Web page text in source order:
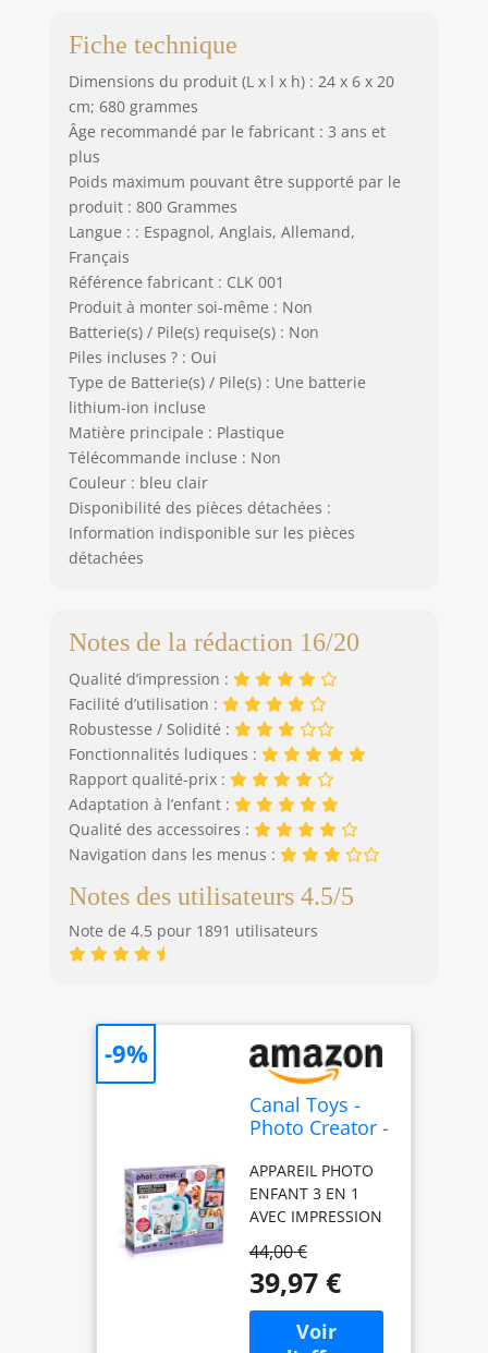
Fiche technique
Dimensions du produit (L x l x h) : 24 x 6 x 20
cm; 680 grammes
Âge recommandé par le fabricant : 3 ans et
plus
Poids maximum pouvant être supporté par le
produit : 800 Grammes
Langue : : Espagnol, Anglais, Allemand,
Français
Référence fabricant : CLK 001
Produit à monter soi-même : Non
Batterie(s) / Pile(s) requise(s) : Non
Piles incluses ? : Oui
Type de Batterie(s) / Pile(s) : Une batterie
lithium-ion incluse
Matière principale : Plastique
Télécommande incluse : Non
Couleur : bleu clair
Disponibilité des pièces détachées :
Information indisponible sur les pièces
détachées
Notes de la rédaction 16/20
Qualité d’impression :
Facilité d’utilisation :
Robustesse / Solidité :
Fonctionnalités ludiques :
Rapport qualité-prix :
Adaptation à l’enfant :
Qualité des accessoires :
Navigation dans les menus :
Notes des utilisateurs 4.5/5
Note de 4.5 pour 1891 utilisateurs
Canal Toys -
Photo Creator -
3 en 1 à
Impression
Instantanée
Turquoise - + 2
Modes : Selfie
& Caméra
Vidéo - Cadeau
Appareil Photo
APPAREIL PHOTO
ENFANT 3 EN 1
AVEC IMPRESSION
Capture tes
moments en photo
ou vidéo, imprime-
les en un clic grâce
44,00 €
39,97 €
-9%